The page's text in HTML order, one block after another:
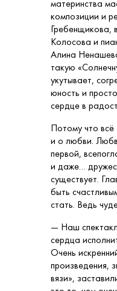
материнства
композиции и
Гребенщикова,
Колосова и
Алина
такую
укутывает,
юность и
сердце в
Потому что
и о любви.
первой,
и даже…
существует.
быть
стать. Ведь
— Наш
сердца
Очень
произведения,
вязи»,